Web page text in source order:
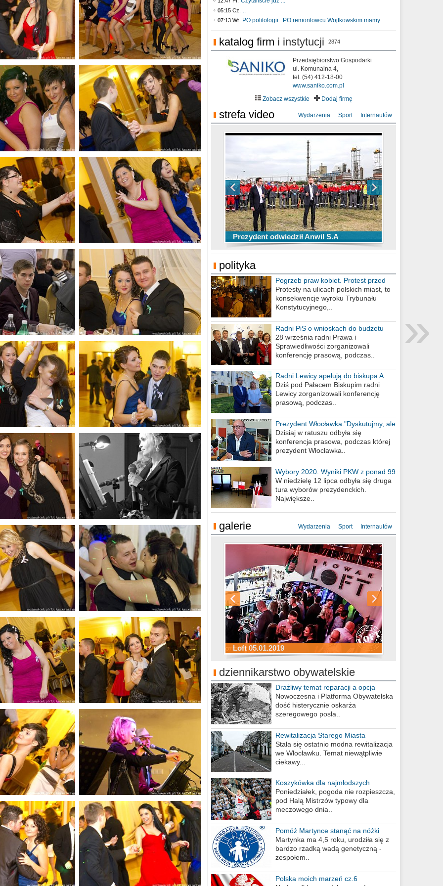
05:15 Cz. ..
07:13 Wt. PO politologii . PO remontowcu Wojtkowskim mamy..
katalog firm i instytucji 2874
Przedsiębiorstwo Gospodarki
ul. Komunalna 4,
tel. (54) 412-18-00
www.saniko.com.pl
Zobacz wszystkie
Dodaj firmę
strefa video Wydarzenia Sport Internautów
Prezydent odwiedził Anwil S.A
TOP 10 przechwytów Anwilu Włocławek
w EBL w sezonie 2019/2020
TOP 5 rzutów Anwilu Włocławek w BCL
w sezonie 2019/2020
Ni To Ponk - W oczach mamy strach
sixf33t .Last Year DRONE FOOTAGE
Włocławek
XXIII Sesja Rady Miasta Włocławek VIII
kadencji w dniu 09.06.2020 r.
polityka
Pogrzeb praw kobiet. Protest przed
biurem poselskim PiS
Protesty na ulicach polskich miast, to
konsekwencje wyroku Trybunału
Konstytucyjnego,..
Radni PiS o wnioskach do budżetu
miasta na 2021 rok
28 września radni Prawa i
Sprawiedliwości zorganizowali
konferencję prasową, podczas..
Radni Lewicy apelują do biskupa A.
Wiesława Meringa
Dziś pod Pałacem Biskupim radni
Lewicy zorganizowali konferencję
prasową, podczas..
Prezydent Włocławka:"Dyskutujmy, ale
nie obrażajmy się”
Dzisiaj w ratuszu odbyła się
konferencja prasowa, podczas której
prezydent Włocławka..
Wybory 2020. Wyniki PKW z ponad 99
procent obwodów
W niedzielę 12 lipca odbyła się druga
tura wyborów prezydenckich.
Największe..
galerie Wydarzenia Sport Internautów
Loft 05.01.2019
Sylwester Podgrodzie 31.12.2018
Sylwester Pensjonat Michelin 31.12.2018
Sylwester Hotel Młyn 31.12.2018
Sylwester Miejski 31.12.2018
Sylwester Loft 31.12.2018
dziennikarstwo obywatelskie
Drażliwy temat reparacji a opcja
berlińska
Nowoczesna i Platforma Obywatelska
dość histerycznie oskarża
szeregowego posła..
Rewitalizacja Starego Miasta
Stała się ostatnio modna rewitalizacja
we Włocławku. Temat niewątpliwie
ciekawy...
Koszykówka dla najmłodszych
Poniedziałek, pogoda nie rozpieszcza,
pod Halą Mistrzów typowy dla
meczowego dnia..
Pomóż Martynce stanąć na nóżki
Martynka ma 4,5 roku, urodziła się z
bardzo rzadką wadą genetyczną -
zespołem..
Polska moich marzeń cz.6
»